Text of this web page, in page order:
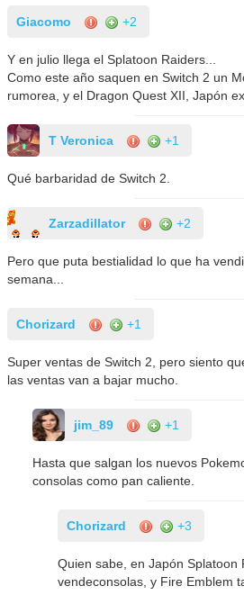
Giacomo +2
Y en julio llega el Splatoon Raiders...
Como este año saquen en Switch 2 un
rumorea, y el Dragon Quest XII, Japón
T Veronica +1
Qué barbaridad de Switch 2.
Zarzadillator +2
Pero que puta bestialidad lo que ha
semana...
Chorizard +1
Super ventas de Switch 2, pero siento
las ventas van a bajar mucho.
jim_89 +1
Hasta que salgan los nuevos
consolas como pan caliente.
Chorizard +3
Quien sabe, en Japón Splatoon
vendeconsolas, y Fire Emblem